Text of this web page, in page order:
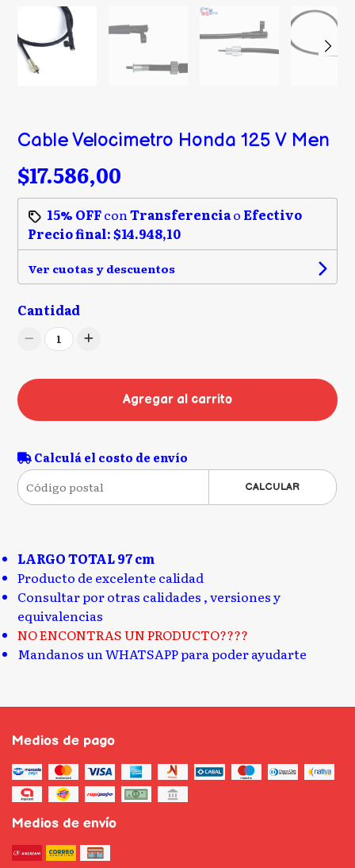
Cable Velocimetro Honda 125 V Men
$17.586,00
15% OFFconTransferenciao Efectivo
Precio final:$14.948,10
Ver cuotas y descuentos
Cantidad
1
Agregar al carrito
Calculá el costo de envío
CALCULAR
LARGO TOTAL 97 cm
Producto de excelente calidad
Consultar por otras calidades , versiones y
equivalencias
NO ENCONTRAS UN PRODUCTO????
Mandanos un WHATSAPP para poder ayudarte
Medios de pago
Medios de envío